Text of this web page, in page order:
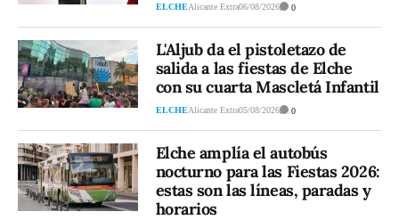
ELCHEAlicante Extra06/08/2026 0
L'Aljub da el pistoletazo de
salida a las fiestas de Elche
con su cuarta Mascletá Infantil
ELCHEAlicante Extra05/08/2026 0
Elche amplía el autobús
nocturno para las Fiestas 2026:
estas son las líneas, paradas y
horarios